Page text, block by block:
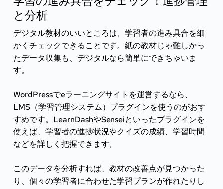
と分析
デジタル教材のいいところは、学習者の進み具合を細
かくチェックできることです。紙の教材じゃ難しかっ
たデータ収集も、デジタルなら簡単にできちゃいま
す。
WordPressでeラーニングサイトを運営するなら、
LMS（学習管理システム）プラグインを使うのがおす
すめです。LearnDashやSenseiといったプラグインを
使えば、学習者の進捗状況やクイズの成績、学習時間
などを詳しく把握できます。
このデータを分析すれば、教材の改善点が見つかった
り、個々の学習者に合わせた学習プランが作れたりし